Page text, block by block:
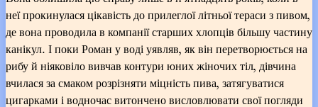
неї прокинулася цікавість до прилеглої літньої тераси з пивом,
де вона проводила в компанії старших хлопців більшу частину
канікул. І поки Роман у воді уявляв, як він перетворюється на
рибу й ніяковіло вивчав контури юних жіночих тіл, дівчина
вчилася за смаком розрізняти міцність пива, затягуватися
цигарками і водночас витончено висловлювати свої погляди